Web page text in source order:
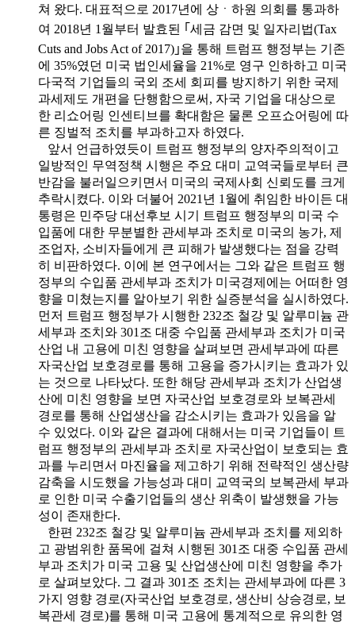
쳐 왔다. 대표적으로 2017년에 상ㆍ하원 의회를 통과하
여 2018년 1월부터 발효된 ｢세금 감면 및 일자리법(Tax
Cuts and Jobs Act of 2017)｣을 통해 트럼프 행정부는 기존
에 35%였던 미국 법인세율을 21%로 영구 인하하고 미국
다국적 기업들의 국외 조세 회피를 방지하기 위한 국제
과세제도 개편을 단행함으로써, 자국 기업을 대상으로
한 리쇼어링 인센티브를 확대함은 물론 오프쇼어링에 따
른 징벌적 조치를 부과하고자 하였다.
앞서 언급하였듯이 트럼프 행정부의 양자주의적이고
일방적인 무역정책 시행은 주요 대미 교역국들로부터 큰
반감을 불러일으키면서 미국의 국제사회 신뢰도를 크게
추락시켰다. 이와 더불어 2021년 1월에 취임한 바이든 대
통령은 민주당 대선후보 시기 트럼프 행정부의 미국 수
입품에 대한 무분별한 관세부과 조치로 미국의 농가, 제
조업자, 소비자들에게 큰 피해가 발생했다는 점을 강력
히 비판하였다. 이에 본 연구에서는 그와 같은 트럼프 행
정부의 수입품 관세부과 조치가 미국경제에는 어떠한 영
향을 미쳤는지를 알아보기 위한 실증분석을 실시하였다.
먼저 트럼프 행정부가 시행한 232조 철강 및 알루미늄 관
세부과 조치와 301조 대중 수입품 관세부과 조치가 미국
산업 내 고용에 미친 영향을 살펴보면 관세부과에 따른
자국산업 보호경로를 통해 고용을 증가시키는 효과가 있
는 것으로 나타났다. 또한 해당 관세부과 조치가 산업생
산에 미친 영향을 보면 자국산업 보호경로와 보복관세
경로를 통해 산업생산을 감소시키는 효과가 있음을 알
수 있었다. 이와 같은 결과에 대해서는 미국 기업들이 트
럼프 행정부의 관세부과 조치로 자국산업이 보호되는 효
과를 누리면서 마진율을 제고하기 위해 전략적인 생산량
감축을 시도했을 가능성과 대미 교역국의 보복관세 부과
로 인한 미국 수출기업들의 생산 위축이 발생했을 가능
성이 존재한다.
한편 232조 철강 및 알루미늄 관세부과 조치를 제외하
고 광범위한 품목에 걸쳐 시행된 301조 대중 수입품 관세
부과 조치가 미국 고용 및 산업생산에 미친 영향을 추가
로 살펴보았다. 그 결과 301조 조치는 관세부과에 따른 3
가지 영향 경로(자국산업 보호경로, 생산비 상승경로, 보
복관세 경로)를 통해 미국 고용에 통계적으로 유의한 영